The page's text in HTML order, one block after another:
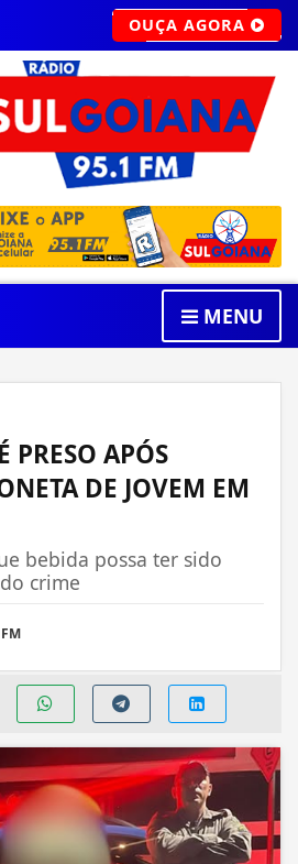
OUÇA AGORA
MENU
PRESO APÓS
DE JOVEM EM
bebida possa ter sido
crime